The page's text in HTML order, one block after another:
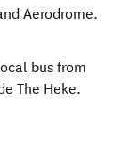
Aerodrome.
bus from
The Heke.